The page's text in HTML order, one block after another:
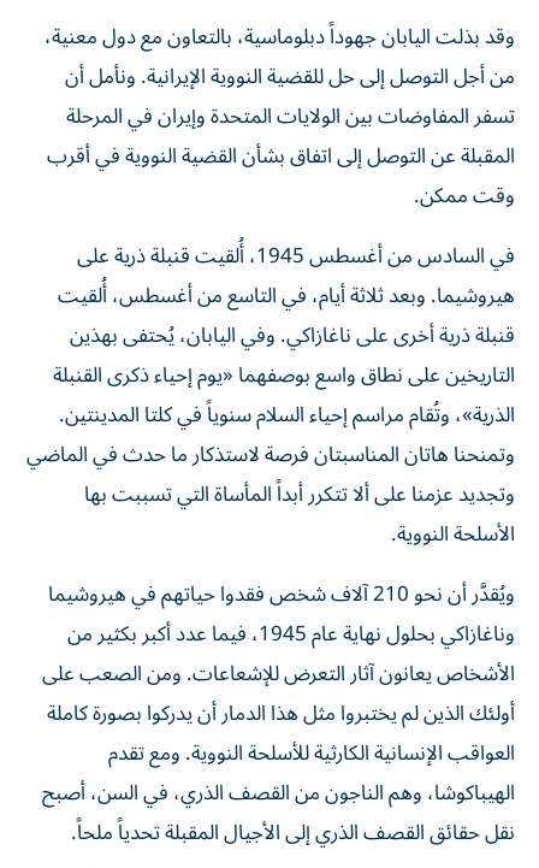
وقد بذلت اليابان جهوداً دبلوماسية، بالتعاون مع دول معنية،
من أجل التوصل إلى حل للقضية النووية الإيرانية. ونأمل أن
تسفر المفاوضات بين الولايات المتحدة وإيران في المرحلة
المقبلة عن التوصل إلى اتفاق بشأن القضية النووية في أقرب
وقت ممكن.
في السادس من أغسطس 1945، أُلقيت قنبلة ذرية على
هيروشيما. وبعد ثلاثة أيام، في التاسع من أغسطس، أُلقيت
قنبلة ذرية أخرى على ناغازاكي. وفي اليابان، يُحتفى بهذين
التاريخين على نطاق واسع بوصفهما «يوم إحياء ذكرى القنبلة
الذرية»، وتُقام مراسم إحياء السلام سنوياً في كلتا المدينتين.
وتمنحنا هاتان المناسبتان فرصة لاستذكار ما حدث في الماضي
وتجديد عزمنا على ألا تتكرر أبداً المأساة التي تسببت بها
الأسلحة النووية.
ويُقدَّر أن نحو 210 آلاف شخص فقدوا حياتهم في هيروشيما
وناغازاكي بحلول نهاية عام 1945، فيما عدد أكبر بكثير من
الأشخاص يعانون آثار التعرض للإشعاعات. ومن الصعب على
أولئك الذين لم يختبروا مثل هذا الدمار أن يدركوا بصورة كاملة
العواقب الإنسانية الكارثية للأسلحة النووية. ومع تقدم
الهيباكوشا، وهم الناجون من القصف الذري، في السن، أصبح
نقل حقائق القصف الذري إلى الأجيال المقبلة تحدياً ملحاً.